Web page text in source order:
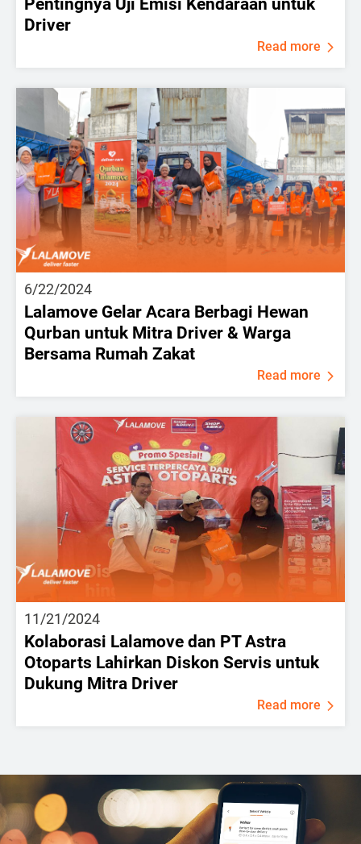
Driver
Read more
6/22/2024
Lalamove Gelar Acara Berbagi Hewan
Qurban untuk Mitra Driver & Warga
Bersama Rumah Zakat
Read more
11/21/2024
Kolaborasi Lalamove dan PT Astra
Otoparts Lahirkan Diskon Servis untuk
Dukung Mitra Driver
Read more